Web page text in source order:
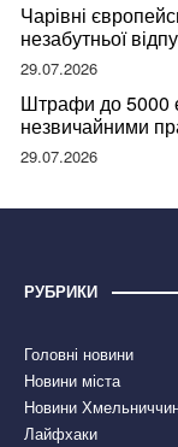
Чарівні
незабутньої
29.07.2026
Штрафи до 5000
незвичайними
правдою
29.07.2026
РУБРИКИ
Головні новини
Новини міста
Новини
Лайфхаки